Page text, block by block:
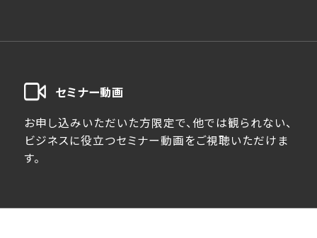
セミナー動画
お申し込みいただいた方限定で、他では観られない、
ビジネスに役立つセミナー動画をご視聴いただけま
す。